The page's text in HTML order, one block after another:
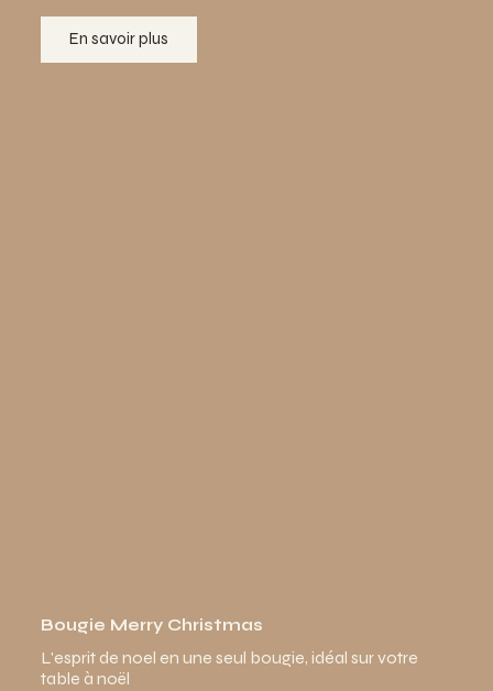
En savoir plus
Bougie Merry Christmas
L'esprit de noel en une seul bougie, idéal sur votre
table à noël